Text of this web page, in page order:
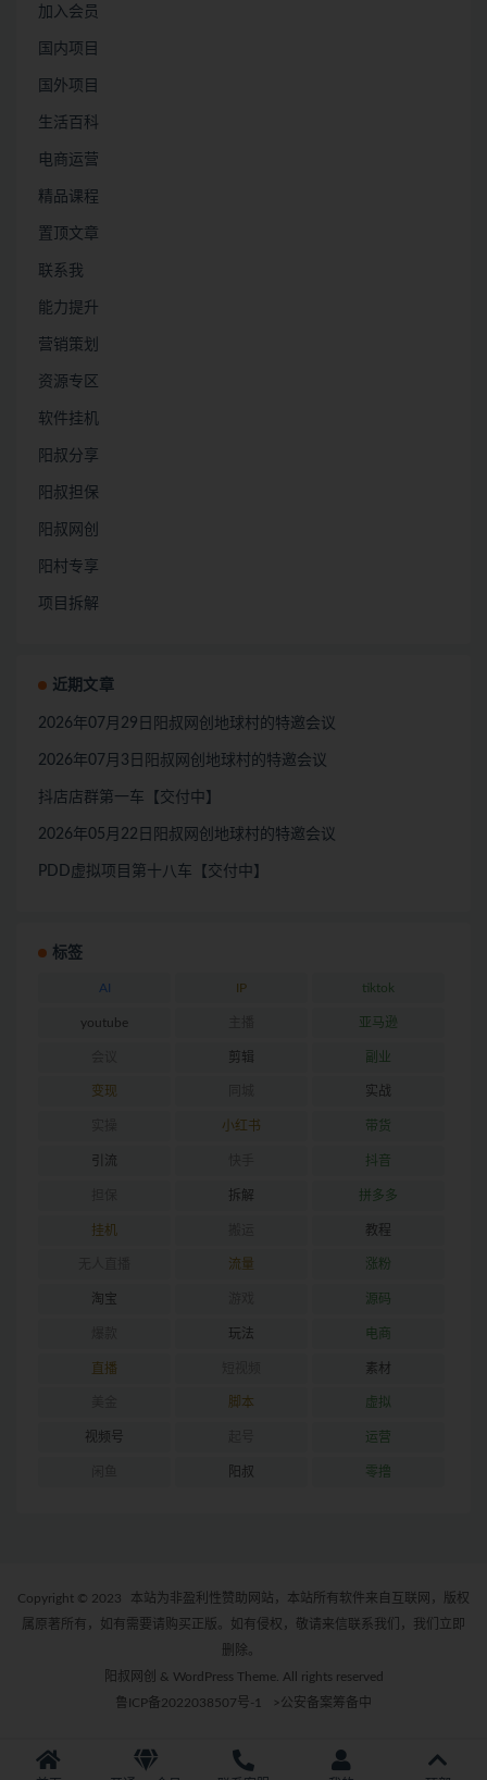
加入会员
国内项目
国外项目
生活百科
电商运营
精品课程
置顶文章
联系我
能力提升
营销策划
资源专区
软件挂机
阳叔分享
阳叔担保
阳叔网创
阳村专享
项目拆解
近期文章
2026年07月29日阳叔网创地球村的特邀会议
2026年07月3日阳叔网创地球村的特邀会议
抖店店群第一车【交付中】
2026年05月22日阳叔网创地球村的特邀会议
PDD虚拟项目第十八车【交付中】
标签
AI IP tiktok
youtube 亚马逊
剪辑 副业
变现 实战
小红书 带货
引流 抖音
拆解 拼多多
挂机 教程
流量 涨粉
淘宝 源码
玩法 电商
直播 素材
脚本 虚拟
视频号 运营
阳叔 零撸
Copyright © 2023
本站为非盈利性赞助网站，本站所有软件来自互联网，版权
属原著所有，如有需要请购买正版。如有侵权，敬请来信联系我们，我们立即
删除。
阳叔网创 & WordPress Theme. All rights reserved
鲁ICP备2022038507号-1
>公安备案筹备中